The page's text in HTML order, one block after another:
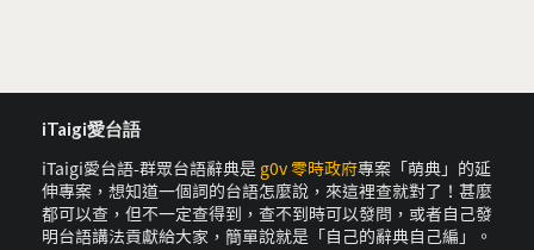
iTaigi愛台語
iTaigi愛台語-群眾台語辭典是 g0v 零時政府專案「萌典」的延
伸專案，想知道一個詞的台語怎麼說，來這裡查就對了！甚麼
都可以查，但不一定查得到，查不到時可以發問，或者自己發
明台語講法貢獻給大家，簡單說就是「自己的辭典自己編」。